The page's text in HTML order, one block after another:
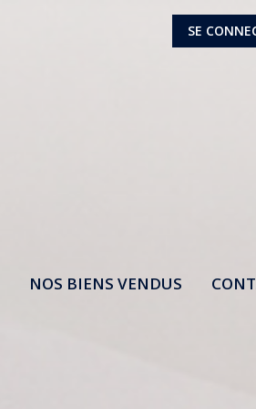
SE
NOS BIENS VENDUS